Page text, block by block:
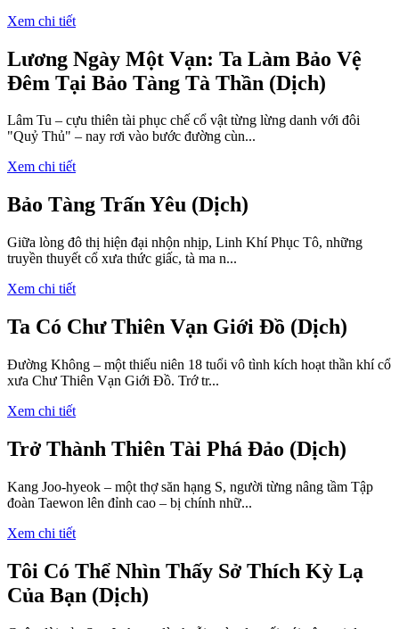
Xem chi tiết
Lương Ngày Một Vạn: Ta Làm Bảo Vệ
Đêm Tại Bảo Tàng Tà Thần (Dịch)
Lâm Tu – cựu thiên tài phục chế cổ vật từng lừng danh với đôi
"Quỷ Thủ" – nay rơi vào bước đường cùn...
Xem chi tiết
Bảo Tàng Trấn Yêu (Dịch)
Giữa lòng đô thị hiện đại nhộn nhịp, Linh Khí Phục Tô, những
truyền thuyết cổ xưa thức giấc, tà ma n...
Xem chi tiết
Ta Có Chư Thiên Vạn Giới Đồ (Dịch)
Đường Không – một thiếu niên 18 tuổi vô tình kích hoạt thần khí cổ
xưa Chư Thiên Vạn Giới Đồ. Trớ tr...
Xem chi tiết
Trở Thành Thiên Tài Phá Đảo (Dịch)
Kang Joo-hyeok – một thợ săn hạng S, người từng nâng tầm Tập
đoàn Taewon lên đỉnh cao – bị chính nhữ...
Xem chi tiết
Tôi Có Thể Nhìn Thấy Sở Thích Kỳ Lạ
Của Bạn (Dịch)